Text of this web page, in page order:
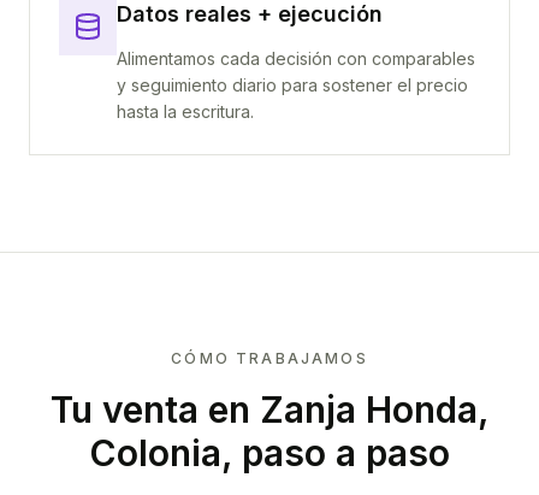
Datos reales + ejecución
Alimentamos cada decisión con comparables
y seguimiento diario para sostener el precio
hasta la escritura.
CÓMO TRABAJAMOS
Tu venta en Zanja Honda,
Colonia, paso a paso